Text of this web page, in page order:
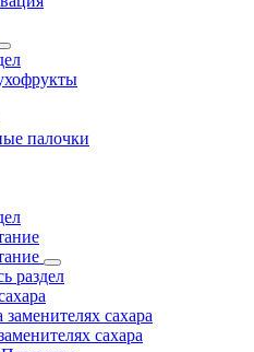
палочки
раздел
сахара
сахара